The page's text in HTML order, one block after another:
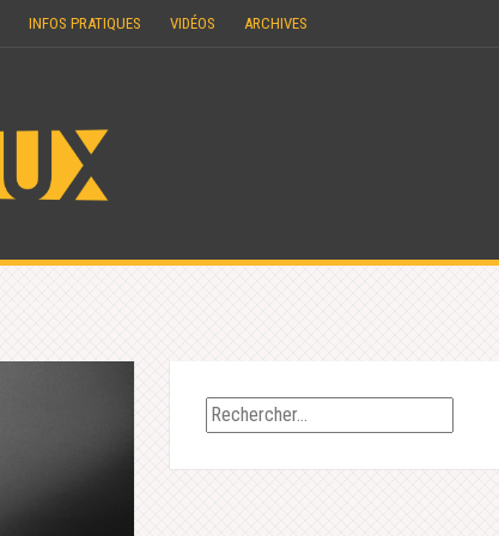
INFOS PRATIQUES VIDÉOS ARCHIVES
Rechercher :